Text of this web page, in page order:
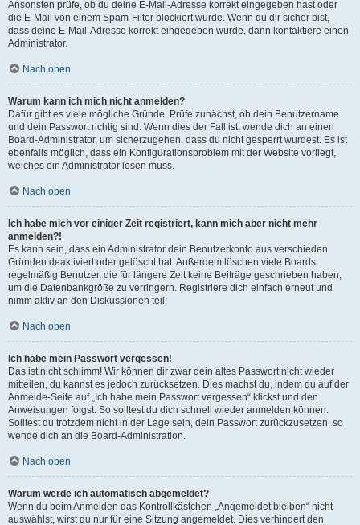
Ansonsten prüfe, ob du deine E-Mail-Adresse korrekt eingegeben hast oder
die E-Mail von einem Spam-Filter blockiert wurde. Wenn du dir sicher bist,
dass deine E-Mail-Adresse korrekt eingegeben wurde, dann kontaktiere einen
Administrator.
Nach oben
Warum kann ich mich nicht anmelden?
Dafür gibt es viele mögliche Gründe. Prüfe zunächst, ob dein Benutzername
und dein Passwort richtig sind. Wenn dies der Fall ist, wende dich an einen
Board-Administrator, um sicherzugehen, dass du nicht gesperrt wurdest. Es ist
ebenfalls möglich, dass ein Konfigurationsproblem mit der Website vorliegt,
welches ein Administrator lösen muss.
Nach oben
Ich habe mich vor einiger Zeit registriert, kann mich aber nicht mehr
anmelden?!
Es kann sein, dass ein Administrator dein Benutzerkonto aus verschieden
Gründen deaktiviert oder gelöscht hat. Außerdem löschen viele Boards
regelmäßig Benutzer, die für längere Zeit keine Beiträge geschrieben haben,
um die Datenbankgröße zu verringern. Registriere dich einfach erneut und
nimm aktiv an den Diskussionen teil!
Nach oben
Ich habe mein Passwort vergessen!
Das ist nicht schlimm! Wir können dir zwar dein altes Passwort nicht wieder
mitteilen, du kannst es jedoch zurücksetzen. Dies machst du, indem du auf der
Anmelde-Seite auf „Ich habe mein Passwort vergessen“ klickst und den
Anweisungen folgst. So solltest du dich schnell wieder anmelden können.
Solltest du trotzdem nicht in der Lage sein, dein Passwort zurückzusetzen, so
wende dich an die Board-Administration.
Nach oben
Warum werde ich automatisch abgemeldet?
Wenn du beim Anmelden das Kontrollkästchen „Angemeldet bleiben“ nicht
auswählst, wirst du nur für eine Sitzung angemeldet. Dies verhindert den